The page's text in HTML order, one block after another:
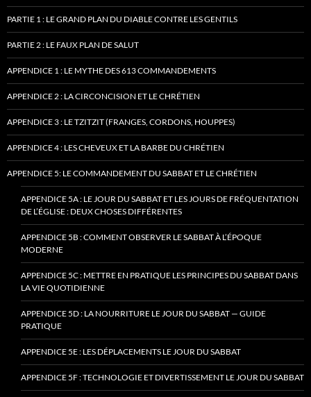
PARTIE 1 : LE GRAND PLAN DU DIABLE CONTRE LES GENTILS
PARTIE 2 : LE FAUX PLAN DE SALUT
APPENDICE 1 : LE MYTHE DES 613 COMMANDEMENTS
APPENDICE 2 : LA CIRCONCISION ET LE CHRÉTIEN
APPENDICE 3 : LE TZITZIT (FRANGES, CORDONS, HOUPPES)
APPENDICE 4 : LES CHEVEUX ET LA BARBE DU CHRÉTIEN
APPENDICE 5: LE COMMANDEMENT DU SABBAT ET LE CHRÉTIEN
APPENDICE 5A : LE JOUR DU SABBAT ET LES JOURS DE FRÉQUENTATION
DE L’ÉGLISE : DEUX CHOSES DIFFÉRENTES
APPENDICE 5B : COMMENT OBSERVER LE SABBAT À L’ÉPOQUE
MODERNE
APPENDICE 5C : METTRE EN PRATIQUE LES PRINCIPES DU SABBAT DANS
LA VIE QUOTIDIENNE
APPENDICE 5D : LA NOURRITURE LE JOUR DU SABBAT — GUIDE
PRATIQUE
APPENDICE 5E : LES DÉPLACEMENTS LE JOUR DU SABBAT
APPENDICE 5F : TECHNOLOGIE ET DIVERTISSEMENT LE JOUR DU SABBAT